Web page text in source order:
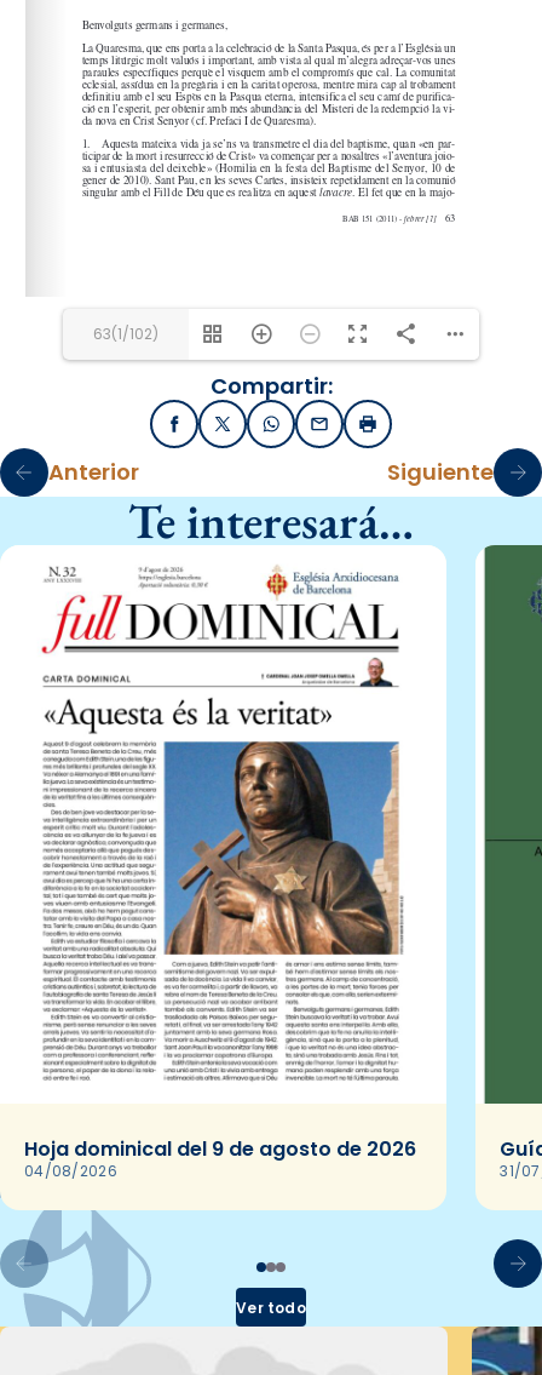
63(1/102)
Compartir:
FacebookX / TwitterWhatsApp
EmailImprimir
Anterior Siguiente
Te interesará…
Hoja dominical del 9 de agosto de 2026
04/08/2026 31/
Ver todo